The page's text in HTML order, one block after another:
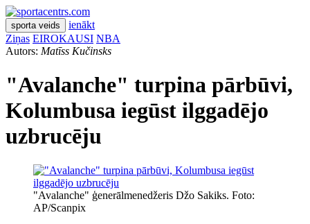
sporta veids
ienākt
Ziņas EIROKAUSI NBA
Autors: Matīss Kučinsks
"Avalanche" turpina pārbūvi,
Kolumbusa iegūst ilggadējo
uzbrucēju
"Avalanche" ģenerālmenedžeris Džo Sakiks. Foto:
AP/Scanpix